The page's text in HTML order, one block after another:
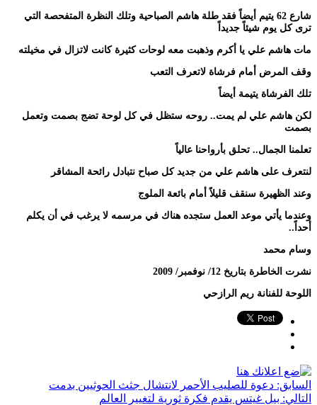
شارع 62 يتيم أيضاً فقد طلة هاشم الصباحية وتلك النظرة المتفحصة التي
ترى كل يوم شيئاً جديداً
مات هاشم علي يا أكرم وذهبت معه لوحات كثيرة كانت لاتزال في مخيلته
وقف المرض أمام فرشاة لاتعرف التعب
تلك الفرشاة يتيمة أيضاً
لكن هاشم علي لم يمت.. روحه ستظل في كل لوحة تضج بصمت وتعمل
بصمت
تعلمنا الجمال.. تحلق بأرواحنا عالياً
لنتعرف على هاشم علي من جديد كل صباح نتبادل رائحة المشاقر
وعند الظهيرة سنقف قليلاً أمام بائعة الملوج
وعندما يأتي موعد العمل ستجده هناك في مرسمه لا يرغب في أن يكلم
أحداً..
وسام محمد
نشرت الخاطرة بتاريخ 12/ نوفمبر/ 2009
اللوحة للفنانة ريم الرازحي
السابق: دعوة للصليب الأحمر لانتشال جثث الحوثيين بدمت
التالي: بيل غيتس يقدم فكرة ثورية لتغيير العالم